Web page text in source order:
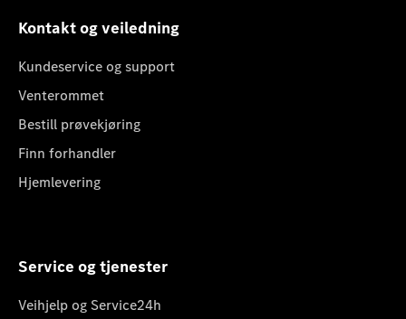
Kontakt og veiledning
Kundeservice og support
Venterommet
Bestill prøvekjøring
Finn forhandler
Hjemlevering
Service og tjenester
Veihjelp og Service24h